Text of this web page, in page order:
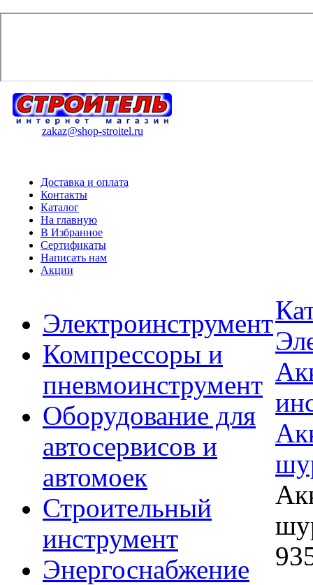
zakaz@shop-stroitel.ru
Доставка и оплата
Контакты
Каталог
На главную
В Избранное
Сертификаты
Написать нам
Акции
Электроинструмент
Компрессоры и
пневмоинструмент
Оборудование для
автосервисов и
автомоек
Строительный
инструмент
Энергоснабжение